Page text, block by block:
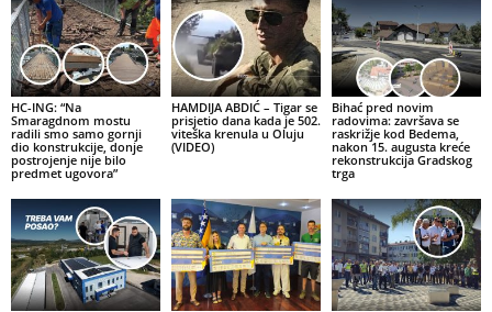
HC-ING: “Na
Smaragdnom mostu
radili smo samo gornji
dio konstrukcije, donje
postrojenje nije bilo
predmet ugovora”
HAMDIJA ABDIĆ – Tigar se
prisjetio dana kada je 502.
viteška krenula u Oluju
(VIDEO)
Bihać pred novim
radovima: završava se
raskrižje kod Bedema,
nakon 15. augusta kreće
rekonstrukcija Gradskog
trga